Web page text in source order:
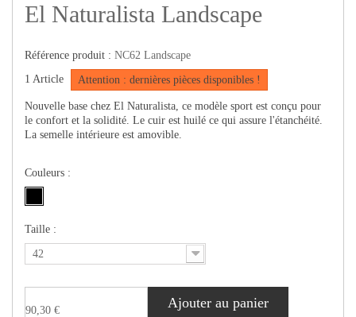
El Naturalista Landscape
Référence produit : NC62 Landscape
1 Article Attention : dernières pièces disponibles !
Nouvelle base chez El Naturalista, ce modèle sport est conçu pour
le confort et la solidité. Le cuir est huilé ce qui assure l'étanchéité.
La semelle intérieure est amovible.
Couleurs :
Taille :
42
90,30 € Ajouter au panier